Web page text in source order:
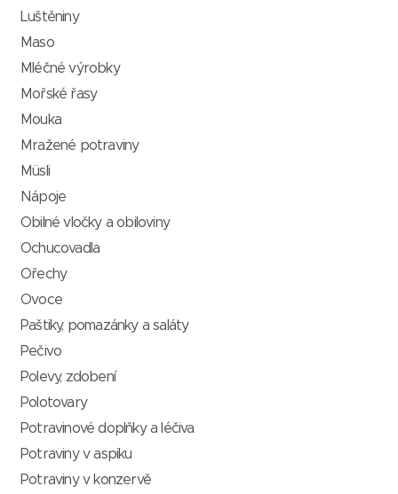
Luštěniny
Maso
Mléčné výrobky
Mořské řasy
Mouka
Mražené potraviny
Müsli
Nápoje
Obilné vločky a obiloviny
Ochucovadla
Ořechy
Ovoce
Paštiky, pomazánky a saláty
Pečivo
Polevy, zdobení
Polotovary
Potravinové doplňky a léčiva
Potraviny v aspiku
Potraviny v konzervě